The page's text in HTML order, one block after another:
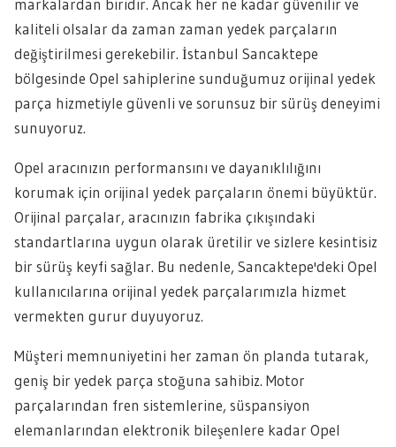
markalardan biridir. Ancak her ne kadar güvenilir ve
kaliteli olsalar da zaman zaman yedek parçaların
değiştirilmesi gerekebilir. İstanbul Sancaktepe
bölgesinde Opel sahiplerine sunduğumuz orijinal yedek
parça hizmetiyle güvenli ve sorunsuz bir sürüş deneyimi
sunuyoruz.
Opel aracınızın performansını ve dayanıklılığını
korumak için orijinal yedek parçaların önemi büyüktür.
Orijinal parçalar, aracınızın fabrika çıkışındaki
standartlarına uygun olarak üretilir ve sizlere kesintisiz
bir sürüş keyfi sağlar. Bu nedenle, Sancaktepe'deki Opel
kullanıcılarına orijinal yedek parçalarımızla hizmet
vermekten gurur duyuyoruz.
Müşteri memnuniyetini her zaman ön planda tutarak,
geniş bir yedek parça stoğuna sahibiz. Motor
parçalarından fren sistemlerine, süspansiyon
elemanlarından elektronik bileşenlere kadar Opel